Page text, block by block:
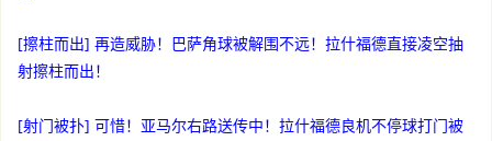
[擦柱而出] 再造威胁！巴萨角球被解围不远！拉什福德直接凌空抽
射擦柱而出！
[射门被扑] 可惜！亚马尔右路送传中！拉什福德良机不停球打门被